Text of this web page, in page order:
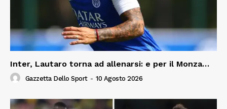
Inter, Lautaro torna ad allenarsi: e per il Monza…
Gazzetta Dello Sport - 10 Agosto 2026